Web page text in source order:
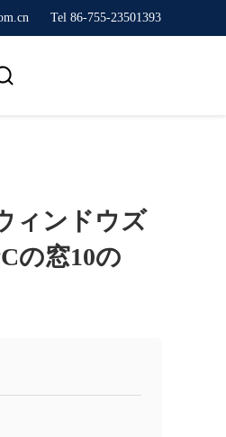
Tel 86-755-23501393
ィンドウズ
の窓10の